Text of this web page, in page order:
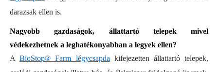
darazsak ellen is.
Nagyobb gazdaságok, állattartó telepek mivel
védekezhetnek a leghatékonyabban a legyek ellen?
ABioStop® Farm légycsapda kifejezetten állattartó telepek,